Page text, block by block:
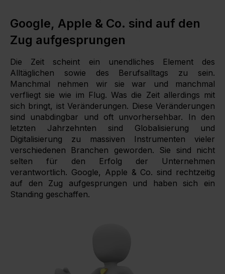
Google, Apple & Co. sind auf den
Zug aufgesprungen
Die Zeit scheint ein unendliches Element des
Alltäglichen sowie des Berufsalltags zu sein.
Manchmal nehmen wir sie war und manchmal
verfliegt sie wie im Flug. Was die Zeit allerdings mit
sich bringt, ist Veränderungen. Diese Veränderungen
sind unabdingbar und oft unvorhersehbar. In den
letzten Jahrzehnten sind Globalisierung und
Digitalisierung zu massiven Instrumenten vieler
verschiedenen Branchen geworden. Sie sind nicht
selten für den Erfolg der Unternehmen
verantwortlich. Google, Apple & Co. sind rechtzeitig
auf den Zug aufgesprungen und haben sich ein
Standing geschaffen.